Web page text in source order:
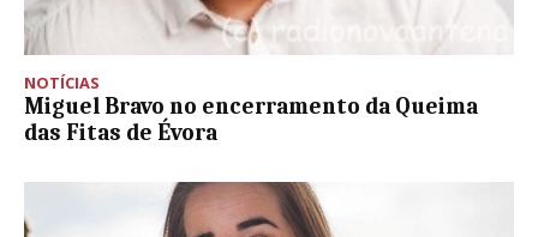
NOTÍCIAS
Miguel Bravo no encerramento da Queima
das Fitas de Évora